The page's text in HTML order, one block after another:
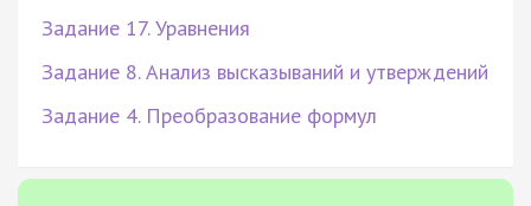
Задание 17. Уравнения
Задание 8. Анализ высказываний и утверждений
Задание 4. Преобразование формул